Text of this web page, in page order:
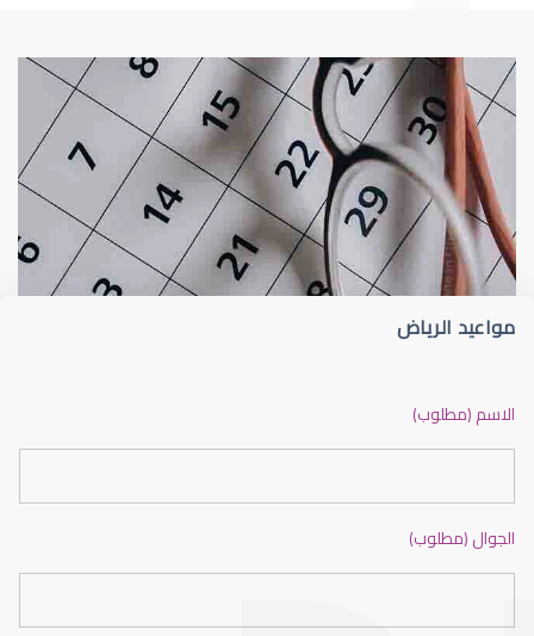
د أم كلثوم الحريريطبيب عيون
طبيب عيون شمال الرياض
مواعيد الرياض
الاسم (مطلوب)
الجوال (مطلوب)